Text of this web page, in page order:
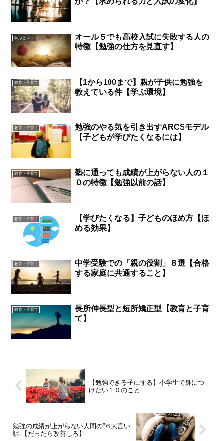
学ぶヒント
オール５でも高校入試に失敗する人の
特徴【勉強の仕方を見直す】
教育・子育て
【1から100まで】親が子供に勉強を
教えている件【学ぶ環境】
教育・子育て
勉強のやる気を引き出すARCSモデル
【子どもが学びたくなるには】
教育・子育て
塾に通っても成績が上がらない人の１
０の特徴【勉強以前の話】
教育・子育て
【学びたくなる】子どものほめ方【ほ
める効果】
教育・子育て
中学受験での「親の役割」８選【合格
する家庭に共通すること】
教育・子育て
長所伸長型と短所矯正型【教育と子育
て】
【勉強できる子にする】小学生で身につ
けたい１０のこと
勉強の成績が上がらない人間の”６大言い
訳”【だったら改善しろ】